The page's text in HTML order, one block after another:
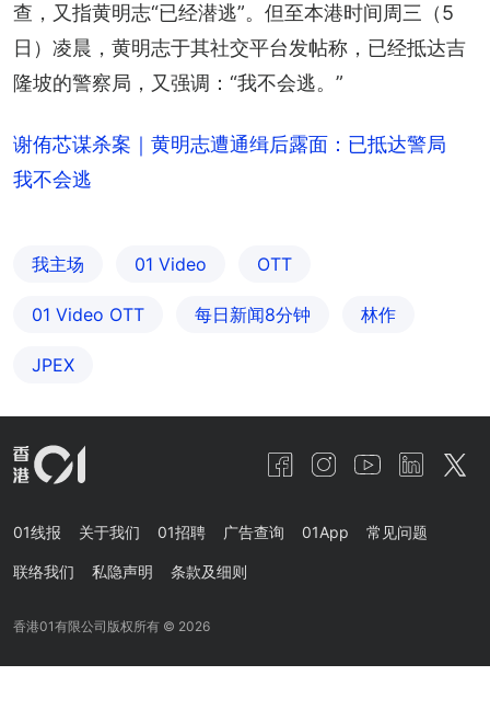
查，又指黄明志“已经潜逃”。但至本港时间周三（5
日）凌晨，黄明志于其社交平台发帖称，已经抵达吉
隆坡的警察局，又强调：“我不会逃。”
谢侑芯谋杀案｜黄明志遭通缉后露面：已抵达警局
我不会逃
我主场 01 Video OTT
01‌ ‌Video‌ ‌OTT 每日新闻8分钟 林作
JPEX
01线报 关于我们 01招聘 广告查询 01App 常见问题
联络我们 私隐声明 条款及细则
香港01有限公司版权所有 © 2026